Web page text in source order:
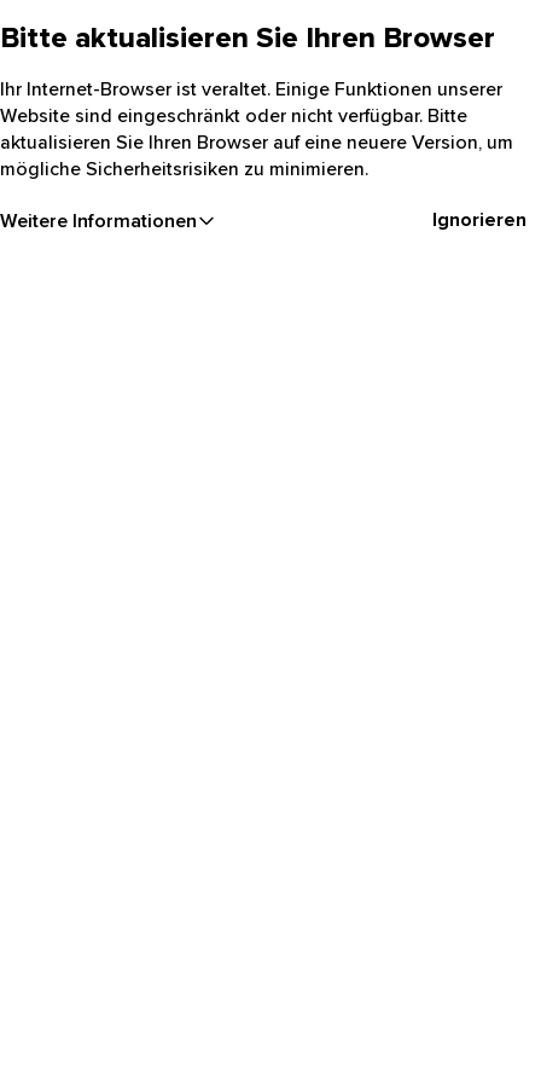
Bitte aktualisieren Sie Ihren Browser
Ihr Internet-Browser ist veraltet. Einige Funktionen unserer
Website sind eingeschränkt oder nicht verfügbar. Bitte
aktualisieren Sie Ihren Browser auf eine neuere Version, um
mögliche Sicherheitsrisiken zu minimieren.
Weitere Informationen Ignorieren